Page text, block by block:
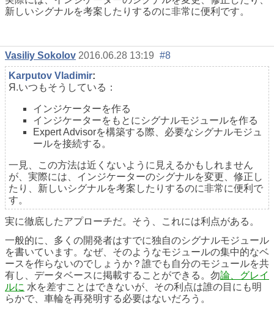
新しいシグナルを考案したりするのに非常に便利です。
Vasiliy Sokolov 2016.06.28 13:19 #8
Karputov Vladimir:
Я.いつもそうしている：
インジケーターを作る
インジケーターをもとにシグナルモジュールを作る
Expert Advisorを構築する際、必要なシグナルモジュ
ールを接続する。
一見、この方法は近くないように見えるかもしれません
が、実際には、インジケーターのシグナルを変更、修正し
たり、新しいシグナルを考案したりするのに非常に便利で
す。
実に徹底したアプローチだ。そう、これには利点がある。
一般的に、多くの開発者はすでに独自のシグナルモジュール
を書いています。なぜ、そのようなモジュールの集中的なベ
ースを作らないのでしょうか？誰でも自分のモジュールを共
有し、データベースに掲載することができる。勿論、グレイ
ルに 水を差すことはできないが、その利点は誰の目にも明
らかで、車輪を再発明する必要はないだろう。